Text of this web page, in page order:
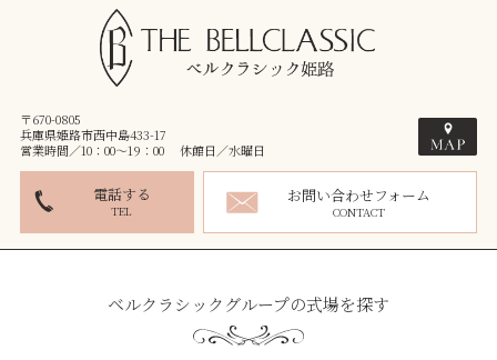
〒670-0805
兵庫県姫路市西中島433-17
営業時間／10：00～19：00 休館日／水曜日
電話する
TEL
お問い合わせフォーム
CONTACT
ベルクラシックグループの式場を探す